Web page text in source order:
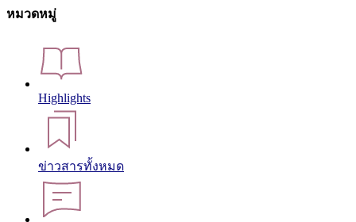
หมวดหมู่
Highlights
ข่าวสารทั้งหมด